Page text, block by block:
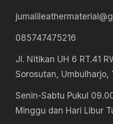
085747475216
Jl. Nitikan UH 6 RT.41
Sorosutan,
Senin-Sabtu Pukul
Minggu dan Hari Libur